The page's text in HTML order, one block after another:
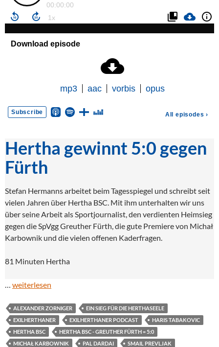
Hertha gewinnt 5:0 gegen
Fürth
Stefan Hermanns arbeitet beim Tagesspiegel und schreibt seit
vielen Jahren über Hertha BSC. Mit ihm unterhalten wir uns
über seine Arbeit als Sportjournalist, den verdienten Heimsieg
gegen die SpVgg Greuther Fürth, die gute Premiere von Michał
Karbownik und die vielen offenen Kaderfragen.
81 Minuten Hertha
… weiterlesen
ALEXANDER ZORNIGER
EIN SIEG FÜR DIE HERTHASEELE
EXILHERTHANER
EXILHERTHANER PODCAST
HARIS TABAKOVIC
HERTHA BSC
HERTHA BSC - GREUTHER FÜRTH = 5:0
MICHAŁ KARBOWNIK
PAL DARDAI
SMAIL PREVLJAK